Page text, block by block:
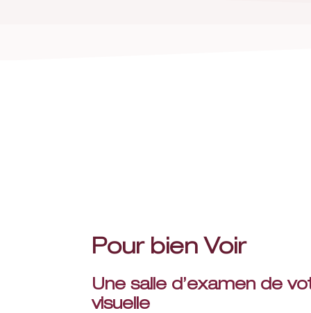
Pour bien Voir
Une salle d’examen de
visuelle